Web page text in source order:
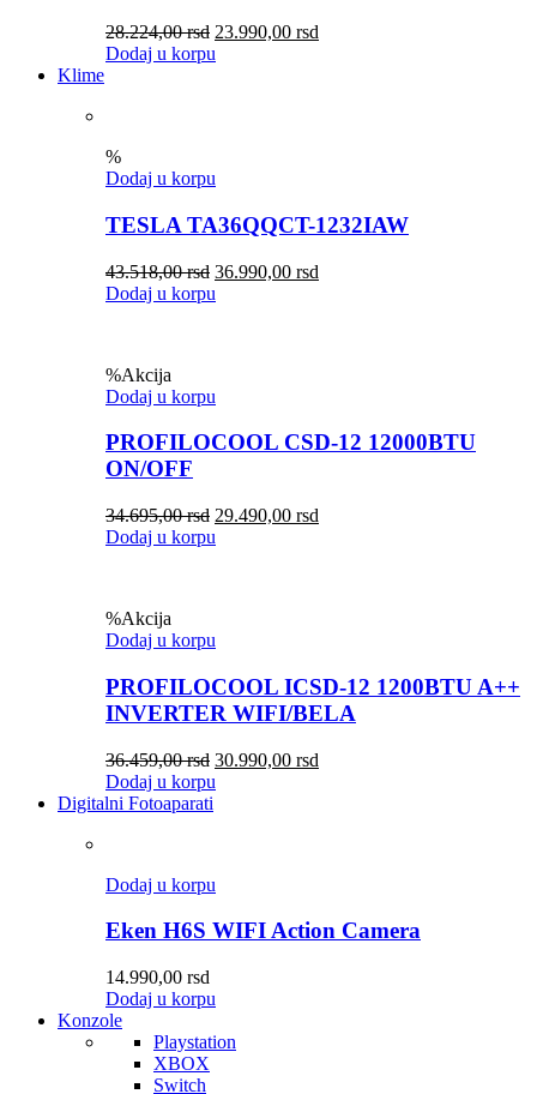
28.224,00rsd 23.990,00 rsd
Dodaj u korpu
Klime
%
Dodaj u korpu
TESLA TA36QQCT-1232IAW
43.518,00rsd 36.990,00 rsd
Dodaj u korpu
%Akcija
Dodaj u korpu
PROFILOCOOL CSD-12 12000BTU
ON/OFF
34.695,00rsd 29.490,00 rsd
Dodaj u korpu
%Akcija
Dodaj u korpu
PROFILOCOOL ICSD-12 1200BTU A++
INVERTER WIFI/BELA
36.459,00rsd 30.990,00 rsd
Dodaj u korpu
Digitalni Fotoaparati
Dodaj u korpu
Eken H6S WIFI Action Camera
14.990,00 rsd
Dodaj u korpu
Konzole
Playstation
XBOX
Switch